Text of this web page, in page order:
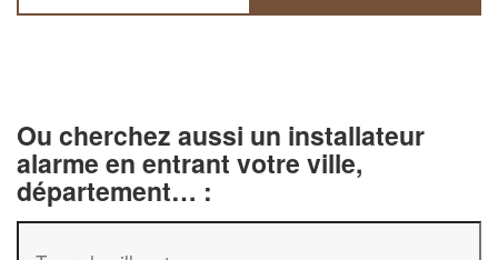
Ou cherchez aussi un installateur
alarme en entrant votre ville,
département… :